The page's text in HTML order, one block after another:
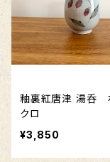
釉裏紅唐津 湯呑
クロ
¥3,850